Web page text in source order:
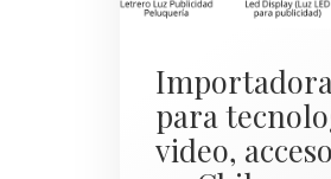
para
video,